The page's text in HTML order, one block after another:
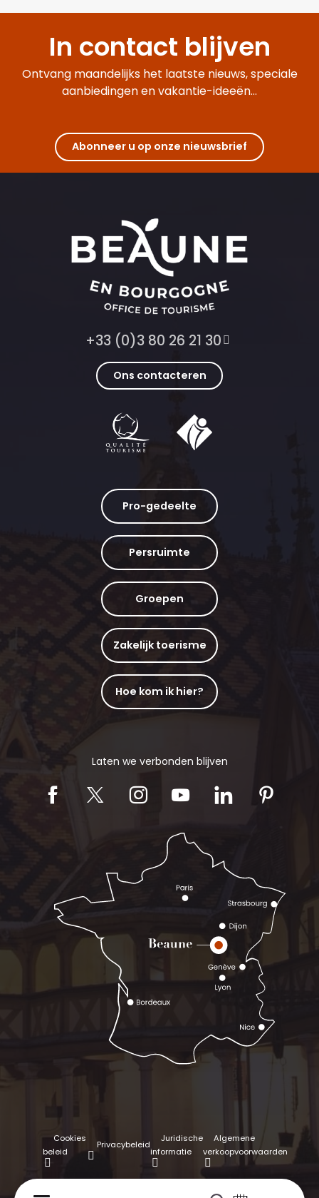
In contact blijven
Ontvang maandelijks het laatste nieuws, speciale
aanbiedingen en vakantie-ideeën...
Abonneer u op onze nieuwsbrief
+33 (0)3 80 26 21 30
Ons contacteren
Pro-gedeelte
Persruimte
Groepen
Zakelijk toerisme
Hoe kom ik hier?
Laten we verbonden blijven
Cookies
beleid
Privacybeleid
Juridische
informatie
Algemene
verkoopvoorwaarden